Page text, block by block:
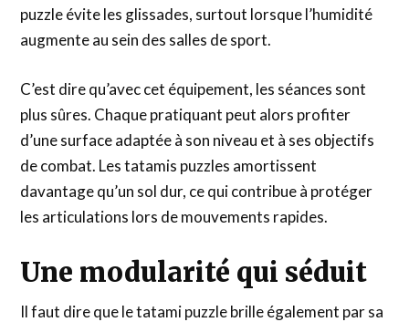
puzzle évite les glissades, surtout lorsque l’humidité
augmente au sein des salles de sport.
C’est dire qu’avec cet équipement, les séances sont
plus sûres. Chaque pratiquant peut alors profiter
d’une surface adaptée à son niveau et à ses objectifs
de combat. Les tatamis puzzles amortissent
davantage qu’un sol dur, ce qui contribue à protéger
les articulations lors de mouvements rapides.
Une modularité qui séduit
Il faut dire que le tatami puzzle brille également par sa